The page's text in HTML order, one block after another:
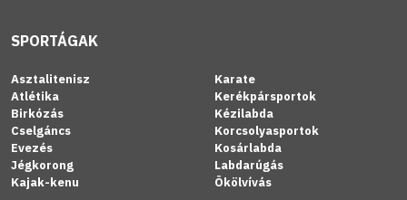
SPORTÁGAK
Asztalitenisz
Atlétika
Birkózás
Cselgáncs
Evezés
Jégkorong
Kajak-kenu
Karate
Kerékpársportok
Kézilabda
Korcsolyasportok
Kosárlabda
Labdarúgás
Ökölvívás